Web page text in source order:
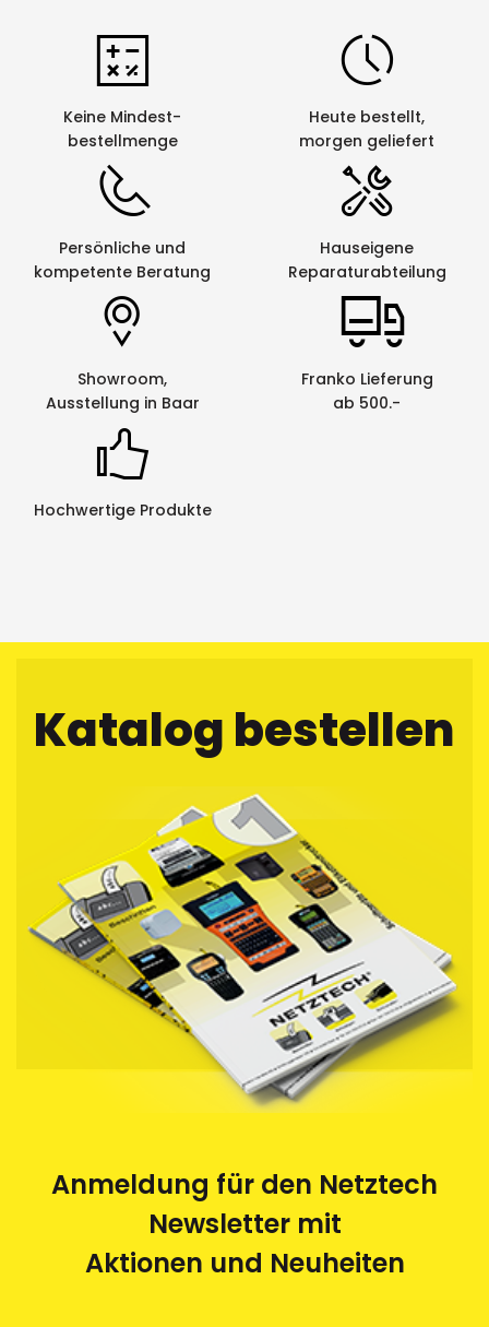
Kratzfestigkeit: sehr gut
UV-Beständigkeit: sehr gut
Chemische Beständigkeit: sehr gut
Gerätekompatibilität
Die NTe Schriftbänder sind mit den handelsüblichen
P-touch Geräten kompatibel und sind somit eine
sinnvolle Erweiterung zu dem bestehenden
Kassetten-Angebot.
Keine Mindest-
bestellmenge
Heute bestellt,
morgen geliefert
Persönliche und
kompetente Beratung
Hauseigene
Reparaturabteilung
Showroom,
Ausstellung in Baar
Franko Lieferung
ab 500.-
Hochwertige Produkte
Katalog bestellen
Anmeldung für den Netztech
Newsletter mit
Aktionen und Neuheiten